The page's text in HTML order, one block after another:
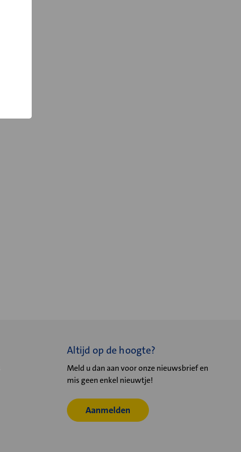
Altijd op de hoogte?
Meld u dan aan voor onze nieuwsbrief en
mis geen enkel nieuwtje!
Aanmelden